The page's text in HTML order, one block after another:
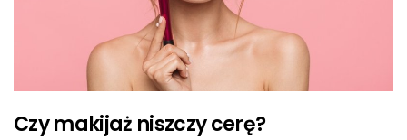
Czy makijaż niszczy cerę?